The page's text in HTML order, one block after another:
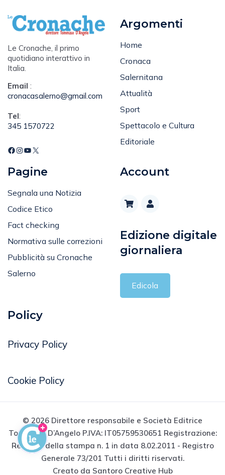
Le Cronache, il primo
quotidiano interattivo in
Italia.
Email :
cronacasalerno@gmail.com
Tel:
345 1570722
Argomenti
Home
Cronaca
Salernitana
Attualità
Sport
Spettacolo e Cultura
Editoriale
Pagine
Segnala una Notizia
Codice Etico
Fact checking
Normativa sulle correzioni
Pubblicità su Cronache
Salerno
Account
Edizione digitale
giornaliera
Edicola
Policy
Privacy Policy
Cookie Policy
© 2026 Direttore responsabile e Società Editrice
Tommaso D’Angelo P.IVA: IT05759530651 Registrazione:
Registro della stampa n. 1 in data 8.02.2011 - Registro
Generale 73/201 Tutti i diritti riservati.
Creato da Santoro Creative Hub